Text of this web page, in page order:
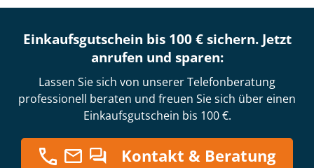
Einkaufsgutschein bis 100 € sichern. Jetzt
anrufen und sparen:
Lassen Sie sich von unserer Telefonberatung
professionell beraten und freuen Sie sich über einen
Einkaufsgutschein bis 100 €.
Kontakt & Beratung